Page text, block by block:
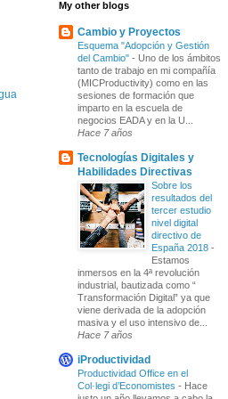
My other blogs
Cambio y Proyectos
Esquema "Adopción y Gestión
del Cambio" - Uno de los ámbitos
tanto de trabajo en mi compañía
(MICProductivity) como en las
sesiones de formación que
imparto en la escuela de
negocios EADA y en la U...
Hace 7 años
Tecnologías Digitales y
Habilidades Directivas
Sobre los
resultados del
tercer estudio
nivel digital
directivo de
España 2018 -
Estamos
inmersos en la 4ª revolución
industrial, bautizada como “
Transformación Digital” ya que
viene derivada de la adopción
masiva y el uso intensivo de...
Hace 7 años
iProductividad
Productividad Office en el
Col·legi d’Economistes - Hace